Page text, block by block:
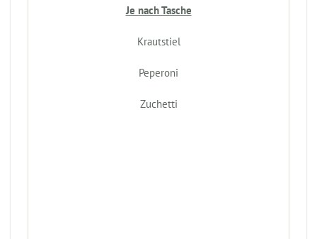
Je nach Tasche
Krautstiel
Peperoni
Zuchetti